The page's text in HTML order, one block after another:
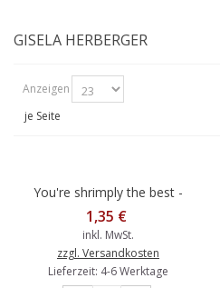
GISELA HERBERGER
Anzeigen
je Seite
You're shrimply the best -
Gisela Herberger -
Postkarte
1,35 €
inkl. MwSt.
zzgl. Versandkosten
Lieferzeit: 4-6 Werktage